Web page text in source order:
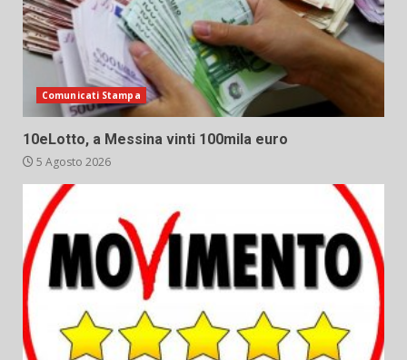
Comunicati Stampa
10eLotto, a Messina vinti 100mila euro
5 Agosto 2026